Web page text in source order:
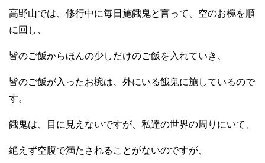
高野山では、修行中に毎日施餓鬼と言って、空のお椀を順
に回し、
皆のご飯からほんの少しだけのご飯を入れていき、
皆のご飯が入ったお椀は、外にいる餓鬼に施しているので
す。
餓鬼は、目に見えないですが、私達の世界の周りにいて、
絶えず空腹で満たされることがないのですが、